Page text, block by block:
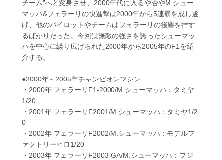
チーム”へと変身させ、2000年代に入るや否やM.シュー
マッハ&フェラーリの快進撃は2000年から5連覇を成し遂
げ、他のパイロットやチームはフェラーリの後塵を拝す
るばかりだった。今回は無敵の強さを誇ったシューマッ
ハを中心に繰り広げられた2000年から2005年のF1を紹
介する。
●2000年～2005年チャンピオンマシン
・2000年 フェラーリF1-2000/M.シューマッハ：タミヤ
1/20
・2001年 フェラーリF2001/M.シューマッハ：タミヤ1/2
0
・2002年 フェラーリF2002/M.シューマッハ：モデルフ
ァクトリーヒロ1/20
・2003年 フェラーリF2003-GA/M.シューマッハ：フジ